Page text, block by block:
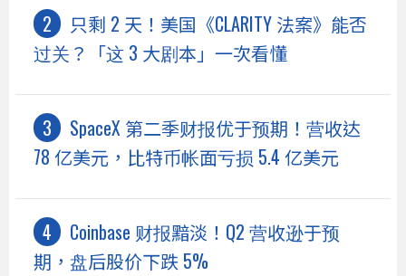
只剩 2 天！美国《CLARITY 法案》能否
过关？「这 3 大剧本」一次看懂
SpaceX 第二季财报优于预期！营收达
78 亿美元，比特币帐面亏损 5.4 亿美元
Coinbase 财报黯淡！Q2 营收逊于预
期，盘后股价下跌 5%